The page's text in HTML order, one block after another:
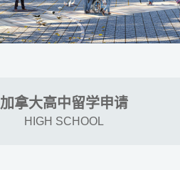
加拿大高中留学申请
HIGH SCHOOL